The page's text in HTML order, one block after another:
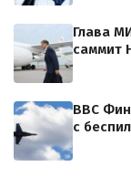
Глава
саммит
ВВС
с